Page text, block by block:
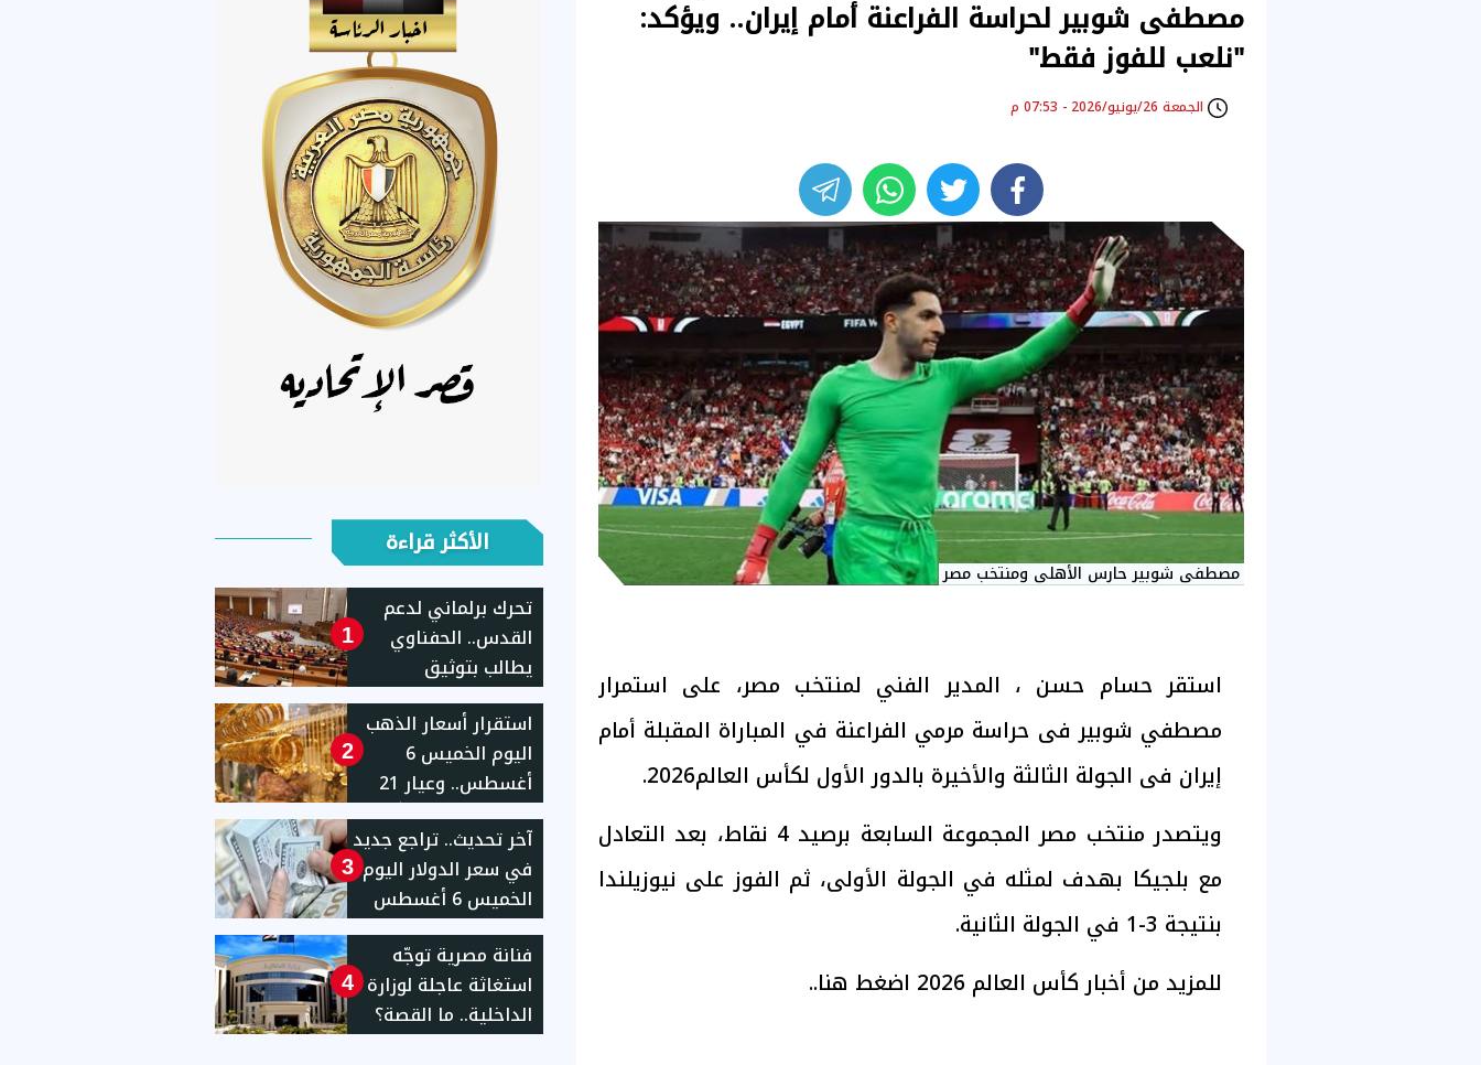
مصطفى شوبير لحراسة الفراعنة أمام إيران.. ويؤكد:
"نلعب للفوز فقط"
الجمعة 26/يونيو/2026 - 07:53 م
مصطفى شوبير حارس الأهلى ومنتخب مصر
استقر حسام حسن ، المدير الفني لمنتخب مصر، على استمرار
مصطفي شوبير فى حراسة مرمي الفراعنة في المباراة المقبلة أمام
إيران فى الجولة الثالثة والأخيرة بالدور الأول لكأس العالم2026.
ويتصدر منتخب مصر المجموعة السابعة برصيد 4 نقاط، بعد التعادل
مع بلجيكا بهدف لمثله في الجولة الأولى، ثم الفوز على نيوزيلندا
بنتيجة 3-1 في الجولة الثانية.
للمزيد من أخبار كأس العالم 2026 اضغط هنا..
الأكثر قراءة
1
تحرك برلماني لدعم
القدس.. الحفناوي
يطالب بتوثيق
الانتهاكات الإسرائيلية
ومحاسبة الاحتلال
2
استقرار أسعار الذهب
اليوم الخميس 6
أغسطس.. وعيار 21
يسجل 5930 جنيهًا
3
آخر تحديث.. تراجع جديد
في سعر الدولار اليوم
الخميس 6 أغسطس
2026
4
فنانة مصرية توجّه
استغاثة عاجلة لوزارة
الداخلية.. ما القصة؟